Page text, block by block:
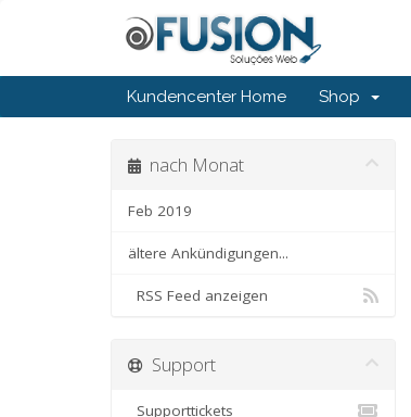
Kundencenter Home Shop
nach Monat
Feb 2019
ältere Ankündigungen...
RSS Feed anzeigen
Support
Supporttickets